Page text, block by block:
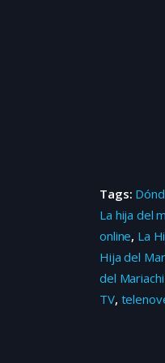
Tags:
La hija del
online, La
Hija del
del
TV,